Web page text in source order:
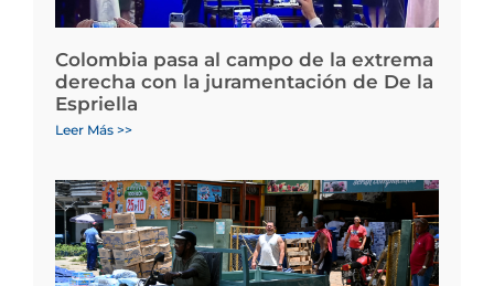
Colombia pasa al campo de la extrema
derecha con la juramentación de De la
Espriella
Leer Más >>